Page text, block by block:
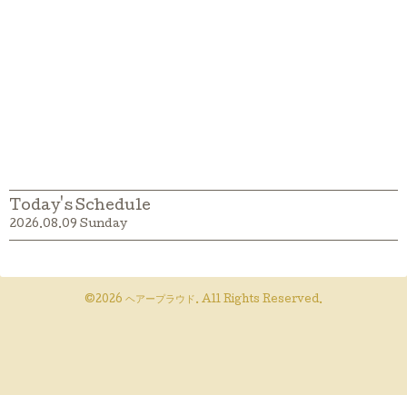
Today's Schedule
2026.08.09 Sunday
©2026 ヘアープラウド . All Rights Reserved.